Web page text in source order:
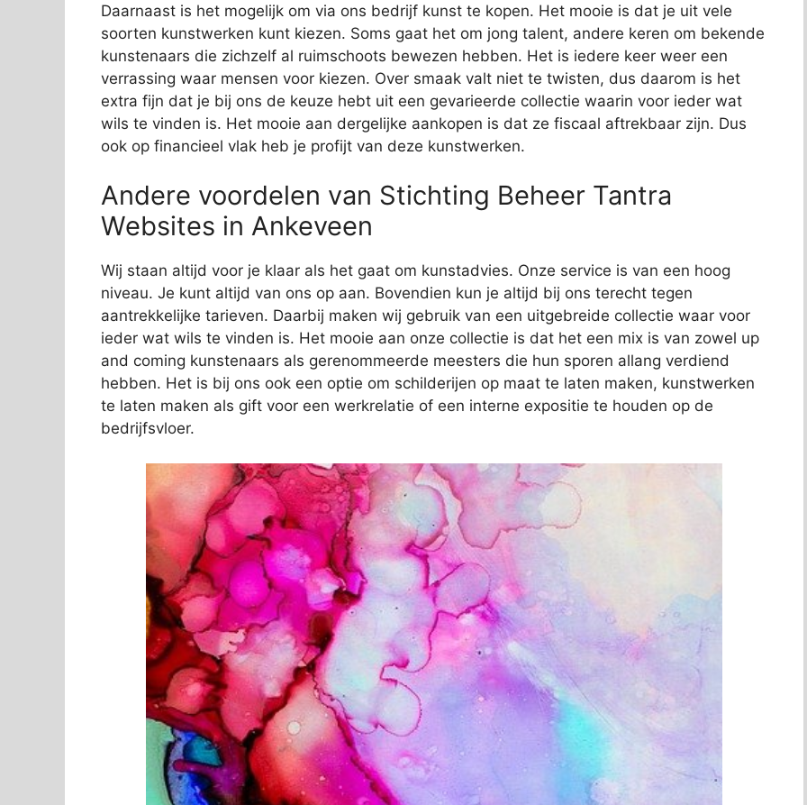
Daarnaast is het mogelijk om via ons bedrijf kunst te kopen. Het mooie is dat je uit vele
soorten kunstwerken kunt kiezen. Soms gaat het om jong talent, andere keren om bekende
kunstenaars die zichzelf al ruimschoots bewezen hebben. Het is iedere keer weer een
verrassing waar mensen voor kiezen. Over smaak valt niet te twisten, dus daarom is het
extra fijn dat je bij ons de keuze hebt uit een gevarieerde collectie waarin voor ieder wat
wils te vinden is. Het mooie aan dergelijke aankopen is dat ze fiscaal aftrekbaar zijn. Dus
ook op financieel vlak heb je profijt van deze kunstwerken.
Andere voordelen van Stichting Beheer Tantra
Websites in Ankeveen
Wij staan altijd voor je klaar als het gaat om kunstadvies. Onze service is van een hoog
niveau. Je kunt altijd van ons op aan. Bovendien kun je altijd bij ons terecht tegen
aantrekkelijke tarieven. Daarbij maken wij gebruik van een uitgebreide collectie waar voor
ieder wat wils te vinden is. Het mooie aan onze collectie is dat het een mix is van zowel up
and coming kunstenaars als gerenommeerde meesters die hun sporen allang verdiend
hebben. Het is bij ons ook een optie om schilderijen op maat te laten maken, kunstwerken
te laten maken als gift voor een werkrelatie of een interne expositie te houden op de
bedrijfsvloer.